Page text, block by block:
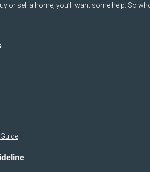
or sell a home, you’ll want some help. So